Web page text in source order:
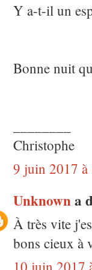
Y a-t-il un
Bonne nuit
Christophe
9 juin 2017 à
Unknowna
À très vite
bons cieux à
10 juin 2017